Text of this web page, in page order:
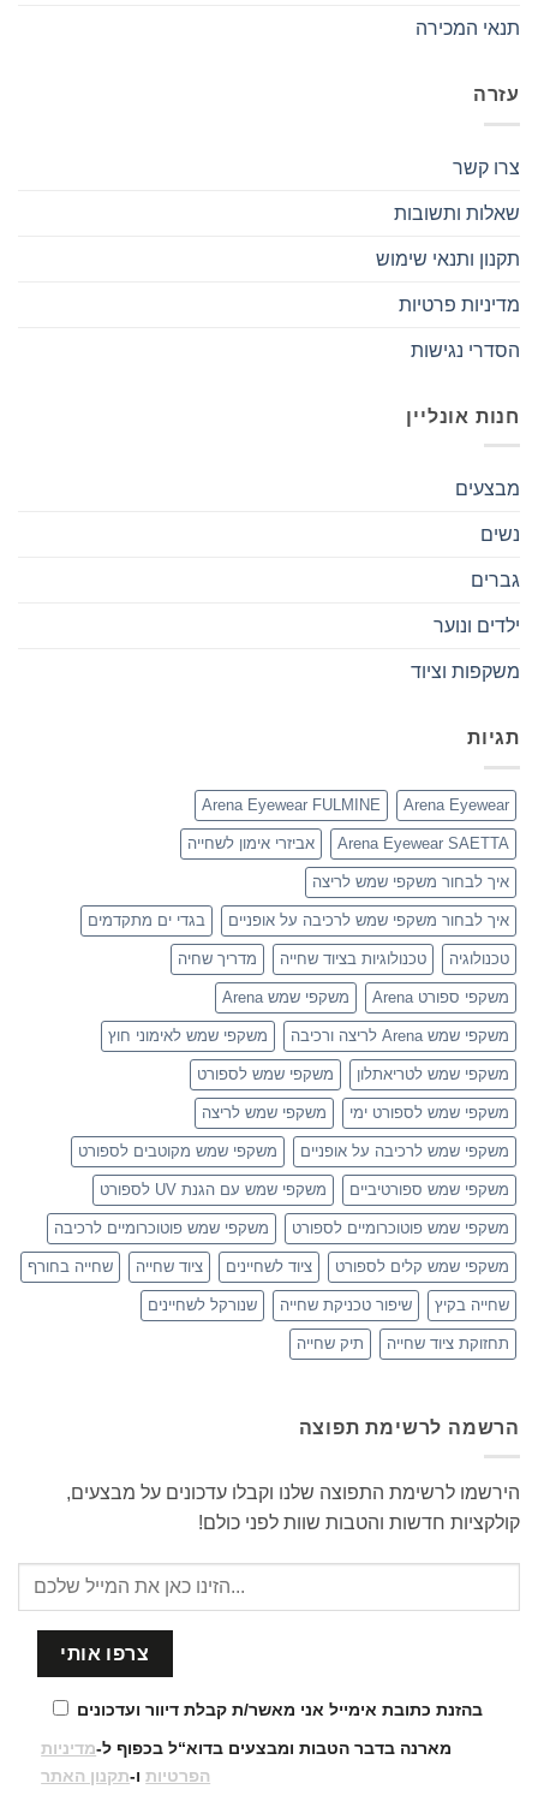
תנאי המכירה
עזרה
צרו קשר
שאלות ותשובות
תקנון ותנאי שימוש
מדיניות פרטיות
הסדרי נגישות
חנות אונליין
מבצעים
נשים
גברים
ילדים ונוער
משקפות וציוד
תגיות
Arena Eyewear
Arena Eyewear FULMINE
Arena Eyewear SAETTA אביזרי אימון לשחייה
איך לבחור משקפי שמש לריצה
איך לבחור משקפי שמש לרכיבה על אופניים בגדי ים מתקדמים
טכנולוגיה טכנולוגיות בציוד שחייה מדריך שחיה
משקפי ספורט Arena משקפי שמש Arena
משקפי שמש Arena לריצה ורכיבה משקפי שמש לאימוני חוץ
משקפי שמש לטריאתלון משקפי שמש לספורט
משקפי שמש לספורט ימי משקפי שמש לריצה
משקפי שמש לרכיבה על אופניים משקפי שמש מקוטבים לספורט
משקפי שמש ספורטיביים משקפי שמש עם הגנת UV לספורט
משקפי שמש פוטוכרומיים לספורט משקפי שמש פוטוכרומיים לרכיבה
משקפי שמש קלים לספורט ציוד לשחיינים ציוד שחייה שחייה בחורף
שחייה בקיץ שיפור טכניקת שחייה שנורקל לשחיינים
תחזוקת ציוד שחייה תיק שחייה
הרשמה לרשימת תפוצה
הירשמו לרשימת התפוצה שלנו וקבלו עדכונים על מבצעים,
קולקציות חדשות והטבות שוות לפני כולם!
בהזנת כתובת אימייל אני מאשר/ת קבלת דיוור ועדכונים
מארנה בדבר הטבות ומבצעים בדוא“ל בכפוף ל-מדיניות
הפרטיותו-תקנון האתר